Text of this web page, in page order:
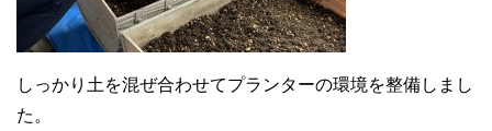
しっかり土を混ぜ合わせてプランターの環境を整備しまし
た。